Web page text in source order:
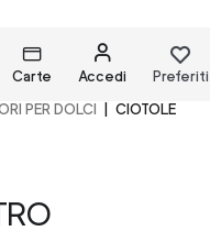
Carte Accedi Preferiti
PER DOLCI CIOTOLE